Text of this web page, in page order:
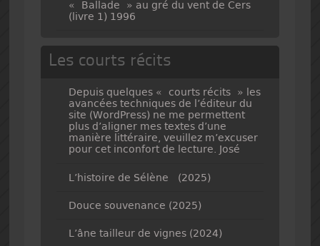
« Ballade » au gré du vent de Cers
(livre 1) 1996
Les courts récits
Depuis quelques « courts récits » les
avancées techniques de l’éditeur du
site (WordPress) ne me permettent
plus d’aligner mes textes d’une
manière littéraire, veuillez m’excuser
pour cet inconfort de lecture. José
L’histoire de Sélène (2025)
Douce souvenance (2025)
L’âne tailleur de vignes (2024)